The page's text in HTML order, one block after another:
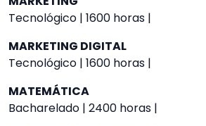
Tecnológico | 1600 horas |
MARKETING DIGITAL
Tecnológico | 1600 horas |
MATEMÁTICA
Bacharelado | 2400 horas |